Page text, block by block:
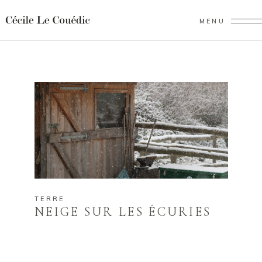
MENU
TERRE
NEIGE SUR LES ÉCURIES